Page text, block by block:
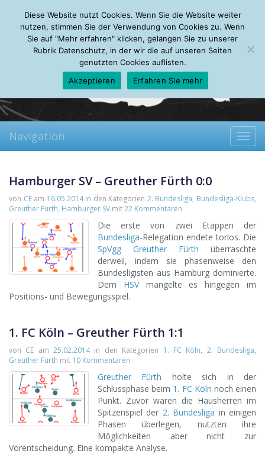
Thursday, 06.08.2026
Mein Account
About Autoren Leseempfehlungen FAQ
Navigation
Hamburger SV – Greuther Fürth 0:0
von CEam 16.05.2014in den Kategorien 2. Bundesliga, Bundesliga-Klubs,
Greuther Fürth, Hamburger SV mit22 Kommentaren
Die erste von zwei Etappen der
Bundesliga-Relegation endete torlos. Die
SpVgg Greuther Fürth überraschte
derweil, indem sie phasenweise den
Bundesligisten aus Hamburg dominierte.
Dem HSVmangelte es hingegen im
Positions- und Bewegungsspiel.
1. FC Köln – Greuther Fürth 1:1
von CE am25.02.2014in den Kategorien 1. FC Köln, 2. Bundesliga,
Greuther Fürth mit 10 Kommentaren
Greuther Fürth holte sich in der
Schlussphase beim 1. FC Köln noch einen
Punkt. Zuvor waren die Hausherren im
Spitzenspiel der 2. Bundesliga in einigen
Phasen überlegen, nutzten ihre
Möglichkeiten aber nicht zur
Vorentscheidung. Eine kompakte Analyse.
Diese Website nutzt Cookies. Wenn Sie die Website weiter
nutzen, stimmen Sie der Verwendung von Cookies zu. Wenn
Sie auf "Mehr erfahren" klicken, gelangen Sie zu unserer
Rubrik Datenschutz, in der wir die auf unseren Seiten
genutzten Cookies auflisten.
Akzeptieren
Erfahren Sie mehr